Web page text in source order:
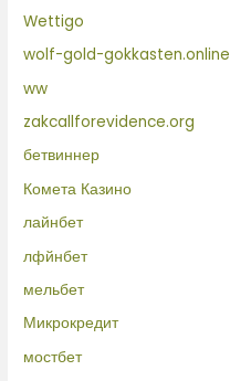
Wettigo
wolf-gold-gokkasten.online
ww
zakcallforevidence.org
бетвиннер
Комета Казино
лайнбет
лфйнбет
мельбет
Микрокредит
мостбет